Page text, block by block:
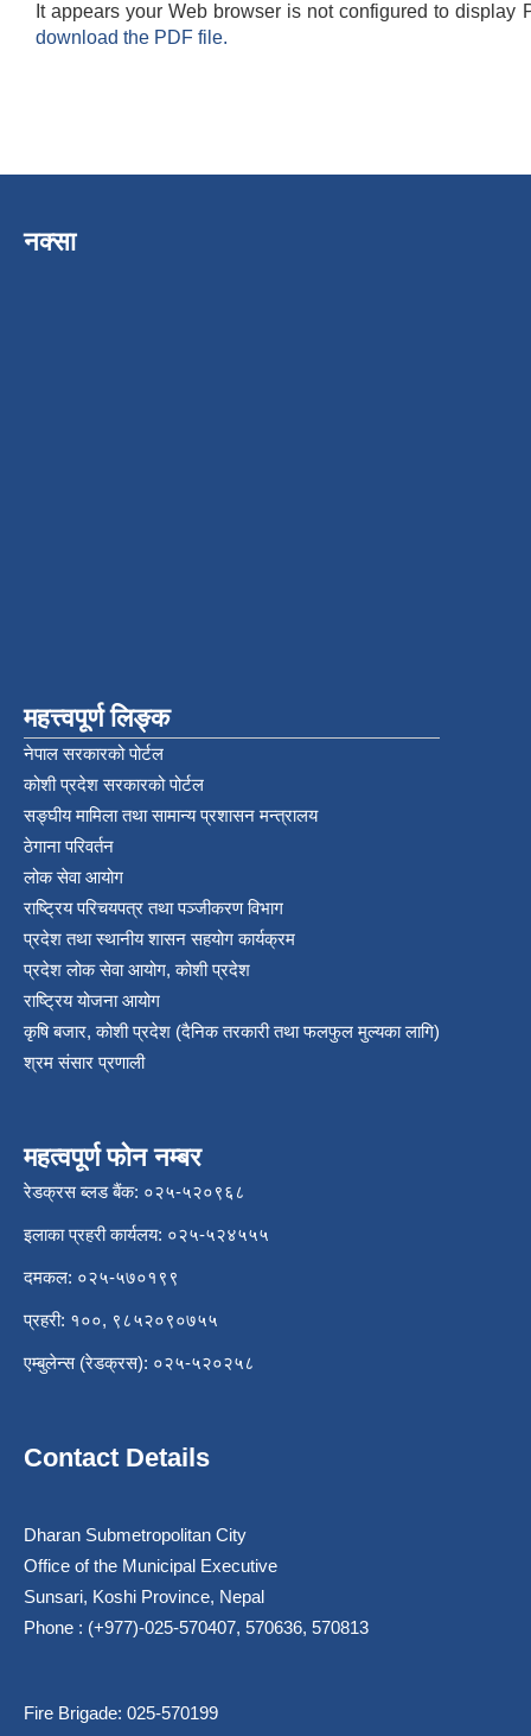
It appears your Web browser is not configured to display
download the PDF file.
नक्सा
महत्त्वपूर्ण लिङ्क
नेपाल सरकारको पोर्टल
कोशी प्रदेश सरकारको पोर्टल
सङ्‍घीय मामिला तथा सामान्य प्रशासन मन्त्रालय
ठेगाना परिवर्तन
लोक सेवा आयोग
राष्ट्रिय परिचयपत्र तथा पञ्‍जीकरण विभाग
प्रदेश तथा स्थानीय शासन सहयोग कार्यक्रम
प्रदेश लोक सेवा आयोग, कोशी प्रदेश
राष्ट्रिय योजना आयोग
कृषि बजार, कोशी प्रदेश (दैनिक तरकारी तथा फलफुल मुल्यका लागि)
श्रम संसार प्रणाली
महत्वपूर्ण फोन नम्बर
रेडक्रस ब्लड बैंक: ०२५-५२०९६८
इलाका प्रहरी कार्यलय: ०२५-५२४५५५
दमकल: ०२५-५७०१९९
प्रहरी: १००, ९८५२०९०७५५
एम्बुलेन्स (रेडक्रस): ०२५-५२०२५८
Contact Details
Dharan Submetropolitan City
Office of the Municipal Executive
Sunsari, Koshi Province, Nepal
Phone : (+977)-025-570407, 570636, 570813
Fire Brigade: 025-570199